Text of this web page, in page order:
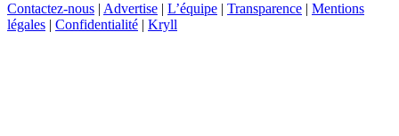
Contactez-nous | Advertise | L’équipe | Transparence | Mentions
légales | Confidentialité | Kryll